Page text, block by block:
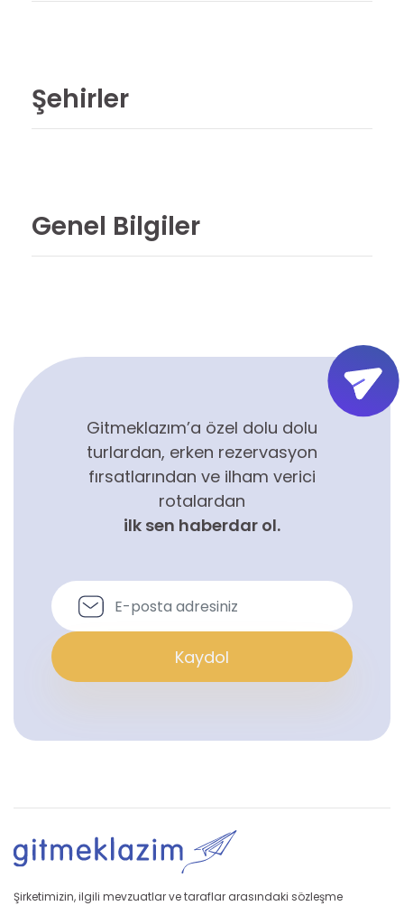
Şehirler
Genel Bilgiler
Gitmeklazım’a özel dolu dolu
turlardan, erken rezervasyon
fırsatlarından ve ilham verici
rotalardan
ilk sen haberdar ol.
Kaydol
Şirketimizin, ilgili mevzuatlar ve taraflar arasındaki sözleşme